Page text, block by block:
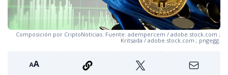
Composición por CriptoNoticias. Fuente: adempercem / adobe.stock.com ;
Kritsada / adobe.stock.com ; pngegg.